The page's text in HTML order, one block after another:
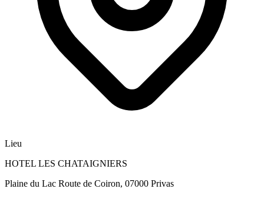
Lieu
HOTEL LES CHATAIGNIERS
Plaine du Lac Route de Coiron, 07000 Privas